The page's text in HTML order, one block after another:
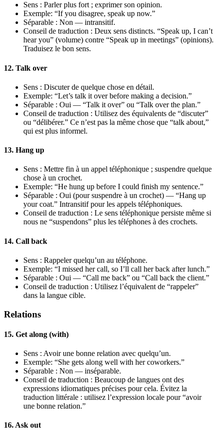
Sens : Parler plus fort ; exprimer son opinion.
Exemple: “If you disagree, speak up now.”
Séparable : Non — intransitif.
Conseil de traduction : Deux sens distincts. “Speak up, I can’t
hear you” (volume) contre “Speak up in meetings” (opinions).
Traduisez le bon sens.
12. Talk over
Sens : Discuter de quelque chose en détail.
Exemple: “Let’s talk it over before making a decision.”
Séparable : Oui — “Talk it over” ou “Talk over the plan.”
Conseil de traduction : Utilisez des équivalents de “discuter”
ou “délibérer.” Ce n’est pas la même chose que “talk about,”
qui est plus informel.
13. Hang up
Sens : Mettre fin à un appel téléphonique ; suspendre quelque
chose à un crochet.
Exemple: “He hung up before I could finish my sentence.”
Séparable : Oui (pour suspendre à un crochet) — “Hang up
your coat.” Intransitif pour les appels téléphoniques.
Conseil de traduction : Le sens téléphonique persiste même si
nous ne “suspendons” plus les téléphones à des crochets.
14. Call back
Sens : Rappeler quelqu’un au téléphone.
Exemple: “I missed her call, so I’ll call her back after lunch.”
Séparable : Oui — “Call me back” ou “Call back the client.”
Conseil de traduction : Utilisez l’équivalent de “rappeler”
dans la langue cible.
Relations
15. Get along (with)
Sens : Avoir une bonne relation avec quelqu’un.
Exemple: “She gets along well with her coworkers.”
Séparable : Non — inséparable.
Conseil de traduction : Beaucoup de langues ont des
expressions idiomatiques précises pour cela. Évitez la
traduction littérale : utilisez l’expression locale pour “avoir
une bonne relation.”
16. Ask out